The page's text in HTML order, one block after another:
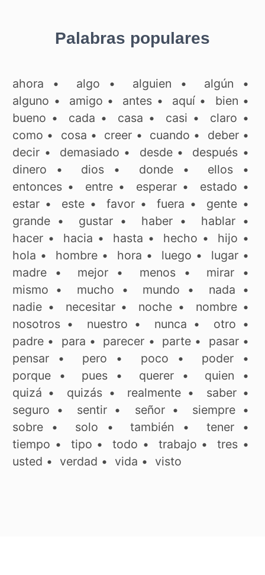
Palabras populares
ahora • algo • alguien • algún •
alguno • amigo • antes • aquí• bien •
bueno • cada • casa • casi • claro •
como • cosa • creer • cuando • deber•
decir • demasiado • desde• después •
dinero • dios • donde• ellos •
entonces • entre• esperar• estado •
estar • este •favor •fuera • gente •
grande • gustar• haber• hablar•
hacer • hacia • hasta • hecho • hijo •
hola • hombre• hora • luego • lugar•
madre • mejor • menos• mirar •
mismo • mucho • mundo • nada •
nadie • necesitar• noche • nombre•
nosotros • nuestro • nunca • otro •
padre • para • parecer • parte • pasar•
pensar • pero • poco • poder•
porque • pues • querer• quien •
quizá • quizás • realmente • saber•
seguro • sentir • señor• siempre •
sobre • solo •también • tener•
tiempo • tipo •todo • trabajo •tres •
usted • verdad • vida • visto